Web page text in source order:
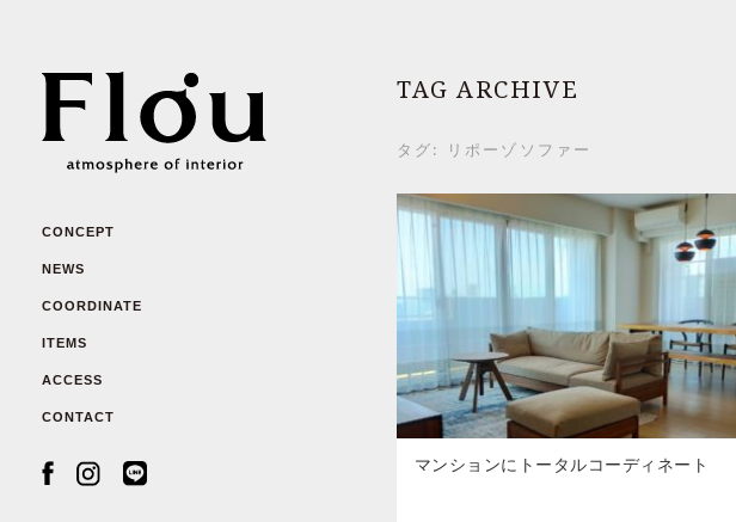
CONCEPT
NEWS
COORDINATE
ITEMS
ACCESS
CONTACT
TAG ARCHIVE
タグ: リポーゾソファー
マンションにトータルコーディネート